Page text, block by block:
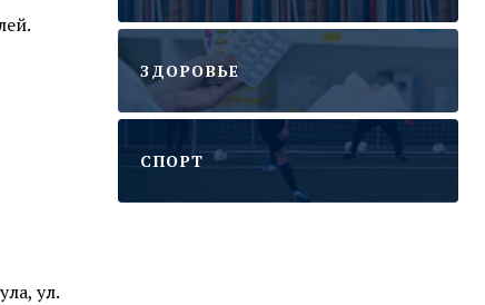
ул.
ЗДОРОВЬЕ
CПОРТ